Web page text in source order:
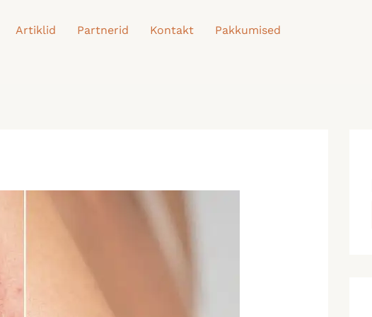
Artiklid Partnerid Kontakt Pakkumised